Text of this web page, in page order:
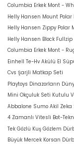
Columbia Erkek Mont -
Helly Hansen Mount Polar
Helly Hansen Zippy Polar
Helly Hansen Block Fullzip
Columbia Erkek Mont -
Einhell Te-Hv Akülü El
Cvs Şarjli Matkap Seti
Playtoys Dinazorların
Mini Okçuluk Seti Kutulu
Abbalone Sumo Akil
4 Zamanlı Vitesli Bot-
Tek Gözlü Kuş Gözlem
Büyük Mercek Korsan